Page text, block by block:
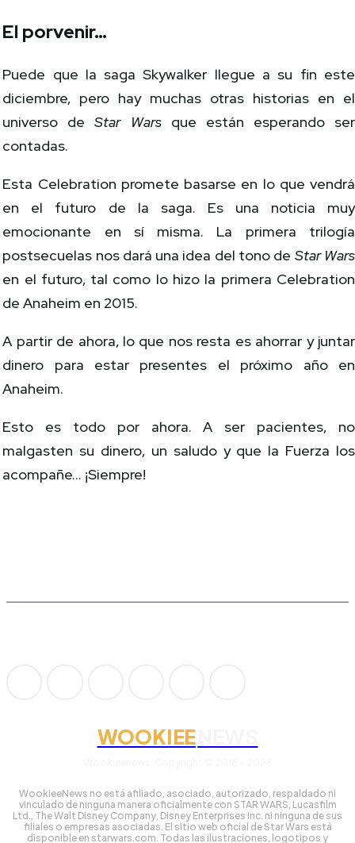
El porvenir…
Puede que la saga Skywalker llegue a su fin este
diciembre, pero hay muchas otras historias en el
universo deStar Warsque están esperando ser
contadas.
Esta Celebration promete basarse en lo que vendrá
en el futuro de la saga. Es una noticia muy
emocionante en sí misma. La primera trilogía
postsecuelas nos dará una idea del tono de Star Wars
en el futuro, tal como lo hizo la primera Celebration
de Anaheim en 2015.
A partir de ahora, lo que nos resta es ahorrar y juntar
dinero para estar presentes el próximo año en
Anaheim.
Esto es todo por ahora. A ser pacientes, no
malgasten su dinero, un saludo y que la Fuerza los
acompañe… ¡Siempre!
WOOKIEE
WookieeNews no está afiliado, asociado, autorizado, respaldado ni
vinculado de ninguna manera oficialmente con STAR WARS, Lucasfilm
Ltd., The Walt Disney Company, Disney Enterprises Inc. ni ninguna de sus
filiales o empresas asociadas. El sitio web oficial de Star Wars está
disponible en starwars.com. Todas las ilustraciones, logotipos y